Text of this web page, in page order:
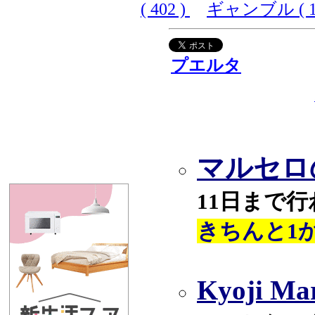
( 402 ) ギャンブル (
プエルタ
マルセ
11日まで
きちんと1
Kyoji